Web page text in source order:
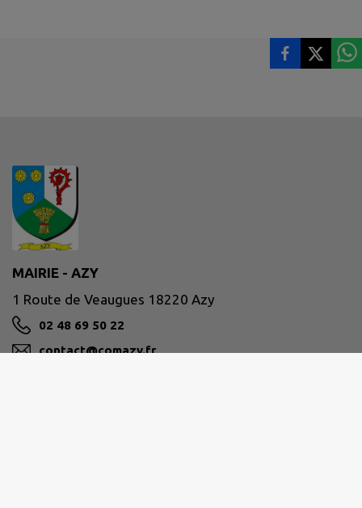
MAIRIE - AZY
1 Route de Veaugues 18220 Azy
02 48 69 50 22
contact@comazy.fr